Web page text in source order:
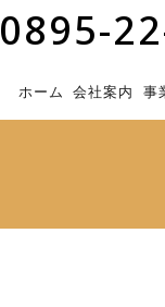
0895-
ホーム 会社案内 事